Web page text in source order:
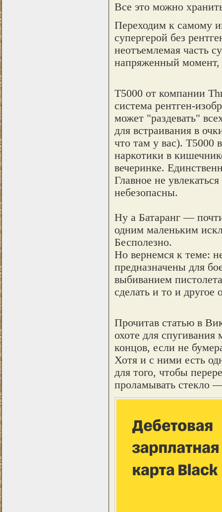
Все это можно
Переходим к самому
супергерой без
неотъемлемая часть
напряженный момент,
T5000 от компании
система рентген-
может "раздевать"
для встраивания в
что там у вас). Т5000
наркотики в
вечеринке.
Главное не
небезопасны.
Ну а Батаранг —
одним маленьким
Бесполезно.
Но вернемся к теме:
предназначены для
выбиванием
сделать и то и другое
Прочитав статью в
охоте для
концов, если не
Хотя и с ними есть
для того, чтобы
проламывать стекло